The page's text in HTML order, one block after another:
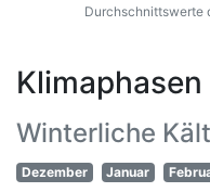
Durchschnittswerte
Winterliche
Dezember Januar